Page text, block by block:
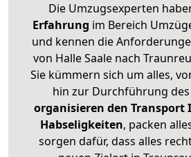
Die Umzugsexperten
Erfahrung im Bereich
und kennen die
von Halle Saale nach
Sie kümmern sich um alles,
hin zur Durchführung
organisieren den Transport
Habseligkeiten, packen
sorgen dafür, dass alles